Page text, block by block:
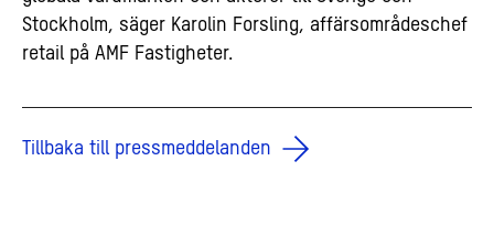
Stockholm, säger Karolin Forsling, affärsområdeschef
retail på AMF Fastigheter.
Tillbaka till pressmeddelanden